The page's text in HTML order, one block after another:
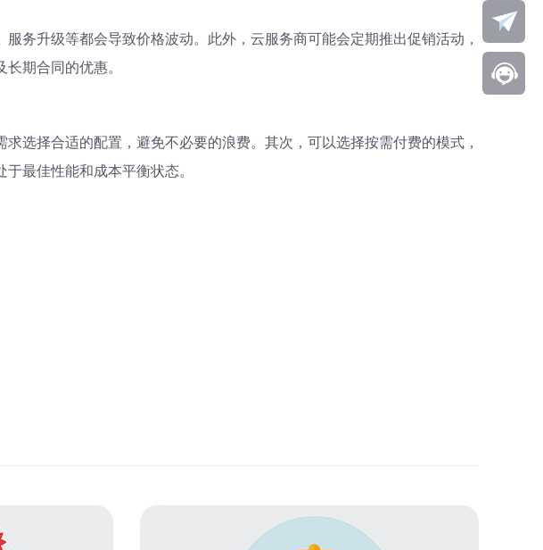
务升级等都会导致价格波动。此外，云服务商可能会定期推出促销活动，
期合同的优惠。
选择合适的配置，避免不必要的浪费。其次，可以选择按需付费的模式，
最佳性能和成本平衡状态。